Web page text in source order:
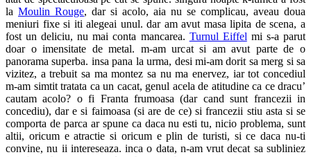
la Moulin Rouge, dar si acolo, aia nu se complicau, aveau doua
meniuri fixe si iti alegeai unul. dar am avut masa lipita de scena, a
fost un deliciu, nu mai conta mancarea. Turnul Eiffel mi s-a parut
doar o imensitate de metal. m-am urcat si am avut parte de o
panorama superba. insa pana la urma, desi mi-am dorit sa merg si sa
vizitez, a trebuit sa ma montez sa nu ma enervez, iar tot concediul
m-am simtit tratata ca un cacat, genul acela de atitudine ca ce dracu’
cautam acolo? o fi Franta frumoasa (dar cand sunt francezii in
concediu), dar e si faimoasa (si are de ce) si francezii stiu asta si se
comporta de parca ar spune ca daca nu esti tu, nicio problema, sunt
altii, oricum e atractie si oricum e plin de turisti, si ce daca nu-ti
convine, nu ii intereseaza. inca o data, n-am vrut decat sa subliniez